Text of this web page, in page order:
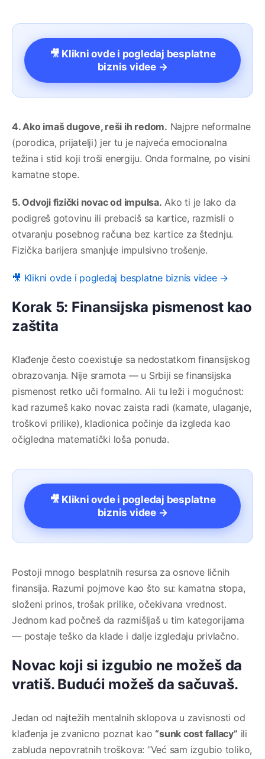
🎥 Klikni ovde i pogledaj besplatne
biznis videe →
4. Ako imaš dugove, reši ih redom. Najpre neformalne
(porodica, prijatelji) jer tu je najveća emocionalna
težina i stid koji troši energiju. Onda formalne, po visini
kamatne stope.
5. Odvoji fizički novac od impulsa. Ako ti je lako da
podigreš gotovinu ili prebaciš sa kartice, razmisli o
otvaranju posebnog računa bez kartice za štednju.
Fizička barijera smanjuje impulsivno trošenje.
🎥 Klikni ovde i pogledaj besplatne biznis videe →
Korak 5: Finansijska pismenost kao
zaštita
Klađenje često coexistuje sa nedostatkom finansijskog
obrazovanja. Nije sramota — u Srbiji se finansijska
pismenost retko uči formalno. Ali tu leži i mogućnost:
kad razumeš kako novac zaista radi (kamate, ulaganje,
troškovi prilike), kladionica počinje da izgleda kao
očigledna matematički loša ponuda.
🎥 Klikni ovde i pogledaj besplatne
biznis videe →
Postoji mnogo besplatnih resursa za osnove ličnih
finansija. Razumi pojmove kao što su: kamatna stopa,
složeni prinos, trošak prilike, očekivana vrednost.
Jednom kad počneš da razmišljaš u tim kategorijama
— postaje teško da klade i dalje izgledaju privlačno.
Novac koji si izgubio ne možeš da
vratiš. Budući možeš da sačuvaš.
Jedan od najtežih mentalnih sklopova u zavisnosti od
klađenja je zvanicno poznat kao “sunk cost fallacy” ili
zabluda nepovratnih troškova: “Već sam izgubio toliko,